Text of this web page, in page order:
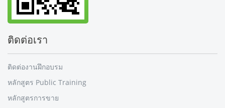
ติดต่อเรา
ติดต่องานฝึกอบรม
หลักสูตร Public Training
หลักสูตรการขาย